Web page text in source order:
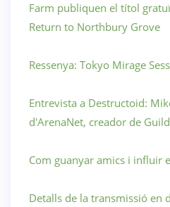
Farm publiquen el títol
Return to Northbury Grove
Ressenya: Tokyo Mirage
Entrevista a Destructoid:
d'ArenaNet, creador de
Com guanyar amics i influir
Detalls de la transmissió en